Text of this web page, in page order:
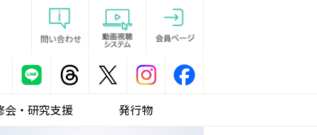
会・研究支援 発行物